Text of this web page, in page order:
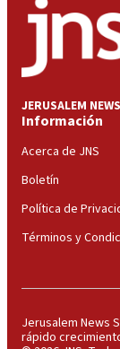
JERUSALEM
Información
Acerca de JNS
Boletín
Política de
Términos y
Jerusalem News
rápido